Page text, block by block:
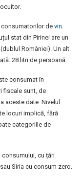
consumatorilor de vin.
stat din Pirinei are un
României). Un alt
28 litri de persoană.
consumat în
fiscale sunt, de
aceste date. Nivelul
locuri implică, fără
categoriile de
consumului, cu țări
Siria cu consum zero.